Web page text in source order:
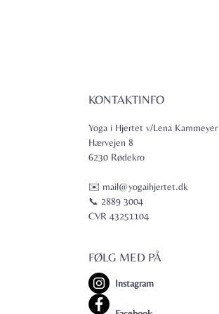
KONTAKTINFO
Yoga i Hjertet v/Lena Kammeyer
Hærvejen 8
6230 Rødekro
✉️ mail@yogaihjertet.dk
📞 2889 3004
CVR 43251104
FØLG MED PÅ
Instagram